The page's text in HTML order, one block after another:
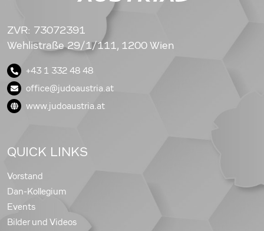
ZVR: 73072391
Wehlistraße 29/1/111, 1200 Wien
+43 1 332 48 48
office@judoaustria.at
www.judoaustria.at
QUICK LINKS
Vorstand
Dan-Kollegium
Events
Bilder und Videos